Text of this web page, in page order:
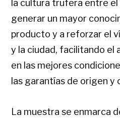
la cultura trufera entre el
generar un mayor
producto y a reforzar el
y la ciudad, facilitando el
en las mejores
las garantías de origen y
La muestra se enmarca